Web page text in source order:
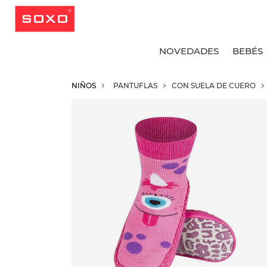
NOVEDADES BEBÉS
NIÑOS PANTUFLAS CON SUELA DE CUERO